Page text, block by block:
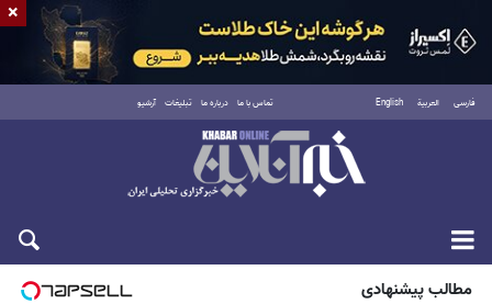
فارسی العربية English تماس با ما درباره ما تبلیغات آرشیو
شنبه ۱۷ مرداد ۱۴۰۵
مطالب پیشنهادی
×